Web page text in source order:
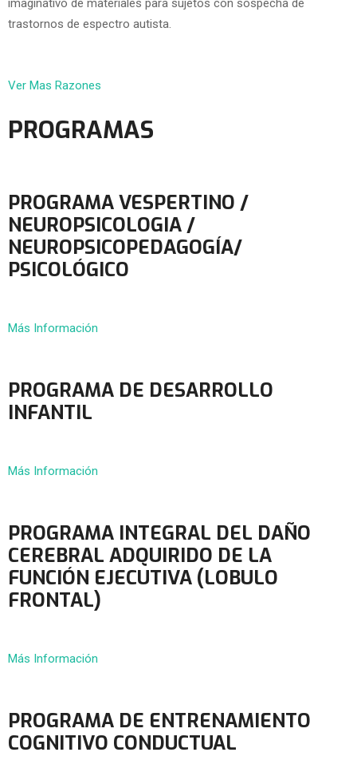
imaginativo de materiales para sujetos con sospecha de
trastornos de espectro autista.
Ver Mas Razones
PROGRAMAS
PROGRAMA VESPERTINO /
NEUROPSICOLOGIA /
NEUROPSICOPEDAGOGÍA/
PSICOLÓGICO
Más Información
PROGRAMA DE DESARROLLO
INFANTIL
Más Información
PROGRAMA INTEGRAL DEL DAÑO
CEREBRAL ADQUIRIDO DE LA
FUNCIÓN EJECUTIVA (LOBULO
FRONTAL)
Más Información
PROGRAMA DE ENTRENAMIENTO
COGNITIVO CONDUCTUAL